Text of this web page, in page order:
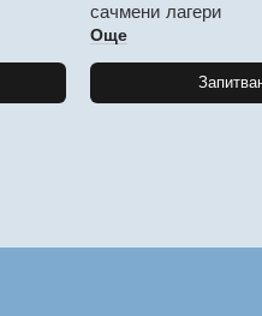
сачмени лагери
Още